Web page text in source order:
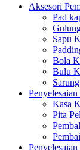
Aksesori
Pad
Sapu
Bola
Bulu
Kasa
Pita